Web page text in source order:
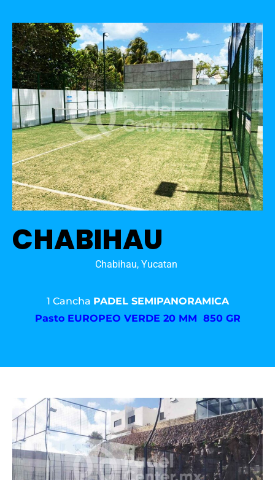
CHABIHAU
Chabihau, Yucatan
1 Cancha PADEL SEMIPANORAMICA
Pasto EUROPEO VERDE 20 MM 850 GR